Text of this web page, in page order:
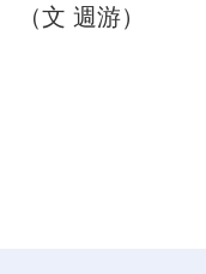
（文 週游）